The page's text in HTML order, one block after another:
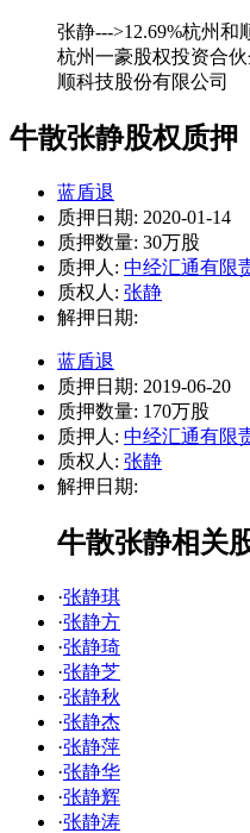
张静--->12.69%杭州和
杭州一豪股权投资合
顺科技股份有限公司
牛散张静股权质押
蓝盾退
质押日期: 2020-01-14
质押数量: 30万股
质押人: 中经汇通有限
质权人: 张静
解押日期:
蓝盾退
质押日期: 2019-06-20
质押数量: 170万股
质押人: 中经汇通有限
质权人: 张静
解押日期:
牛散张静相关
·张静琪
·张静方
·张静琦
·张静芝
·张静秋
·张静杰
·张静萍
·张静华
·张静辉
·张静涛